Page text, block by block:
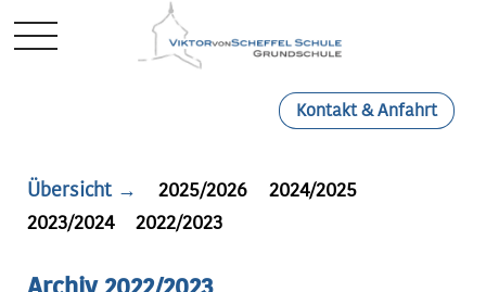
Mobile Menu Toggle
Kontakt & Anfahrt
Übersicht → 2025/2026
2024/2025
2023/2024
2022/2023